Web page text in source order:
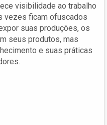
visibilidade ao trabalho
vezes ficam ofuscados
suas produções, os
seus produtos, mas
e suas práticas